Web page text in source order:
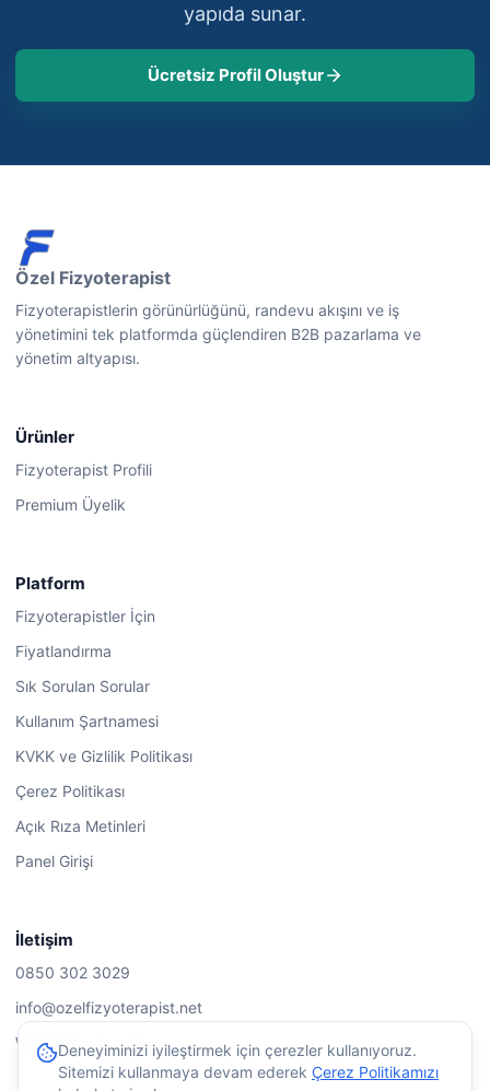
yapıda sunar.
Ücretsiz Profil Oluştur
Özel Fizyoterapist
Fizyoterapistlerin görünürlüğünü, randevu akışını ve iş
yönetimini tek platformda güçlendiren B2B pazarlama ve
yönetim altyapısı.
Ürünler
Fizyoterapist Profili
Premium Üyelik
Platform
Fizyoterapistler İçin
Fiyatlandırma
Sık Sorulan Sorular
Kullanım Şartnamesi
KVKK ve Gizlilik Politikası
Çerez Politikası
Açık Rıza Metinleri
Panel Girişi
İletişim
0850 302 3029
info@ozelfizyoterapist.net
WhatsApp ile yazın
Deneyiminizi iyileştirmek için çerezler kullanıyoruz.
Sitemizi kullanmaya devam ederek Çerez Politikamızı